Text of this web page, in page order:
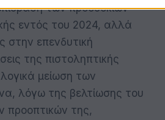
των προσδοκιών
εντός του 2024, αλλά
στην επενδυτική
της πιστοληπτικής
μείωση των
λόγω της βελτίωσης του
προοπτικών της,